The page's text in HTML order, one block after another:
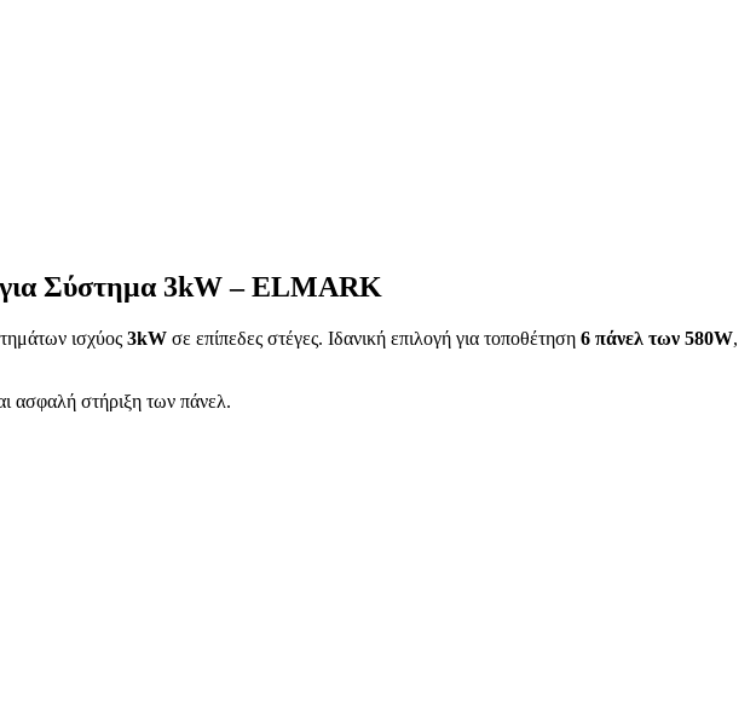
Σύστημα 3kW – ELMARK
ισχύος 3kW σε επίπεδες στέγες. Ιδανική επιλογή για τοποθέτηση 6 πάνελ των 580W,
ασφαλή στήριξη των πάνελ.